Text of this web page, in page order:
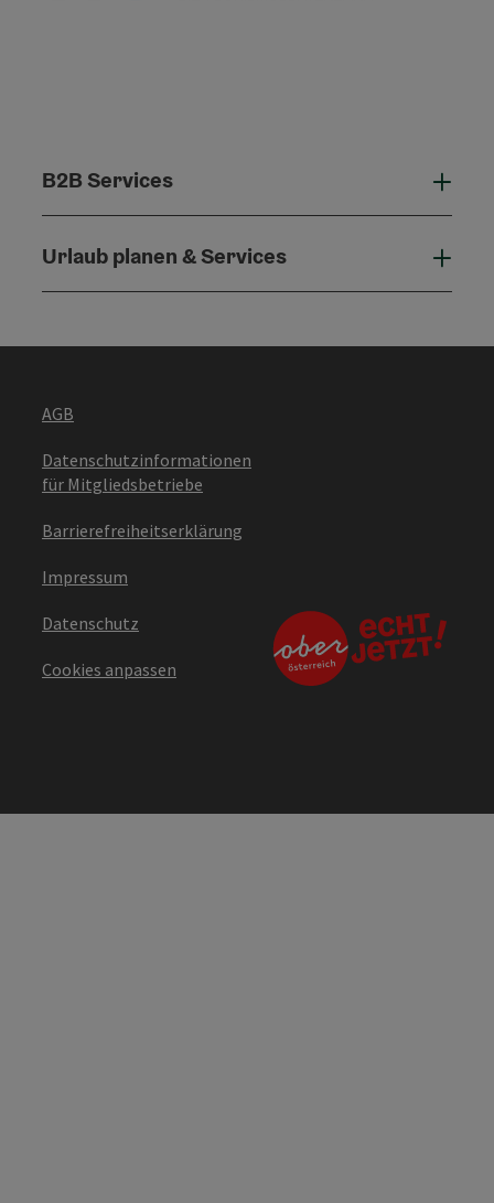
B2B Services
Urlaub planen & Services
AGB
Datenschutzinformationen
für Mitgliedsbetriebe
Barrierefreiheitserklärung
Impressum
Datenschutz
Cookies anpassen